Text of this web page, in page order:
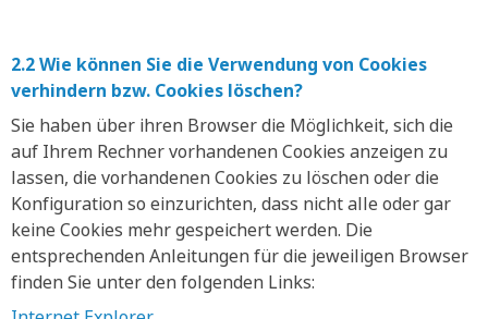
2.2 Wie können Sie die Verwendung von Cookies
verhindern bzw. Cookies löschen?
Sie haben über ihren Browser die Möglichkeit, sich die
auf Ihrem Rechner vorhandenen Cookies anzeigen zu
lassen, die vorhandenen Cookies zu löschen oder die
Konfiguration so einzurichten, dass nicht alle oder gar
keine Cookies mehr gespeichert werden. Die
entsprechenden Anleitungen für die jeweiligen Browser
finden Sie unter den folgenden Links: